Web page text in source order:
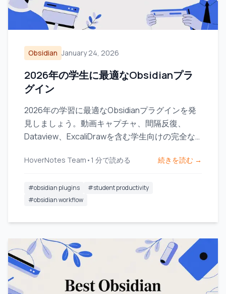
Obsidian January 24, 2026
2026年の学生に最適なObsidianプラ
グイン
2026年の学習に最適なObsidianプラグインを発
見しましょう。動画キャプチャ、間隔反復、
Dataview、ExcaliDrawを含む学生向けの完全な
HoverNotes Team • 1 分で読める 続きを読む →
#obsidian plugins #student productivity
#obsidian workflow